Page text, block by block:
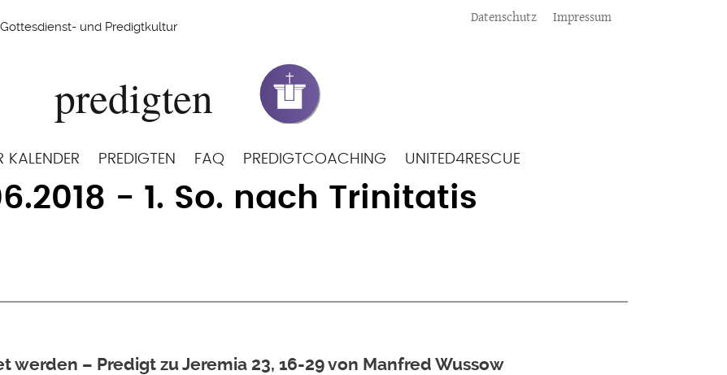
und Predigtkultur
Meta
Datenschutz Impressum
KALENDER PREDIGTEN FAQ PREDIGTCOACHING UNITED4RESCUE
- 1. So. nach Trinitatis
werden – Predigt zu Jeremia 23, 16-29 von Manfred Wussow